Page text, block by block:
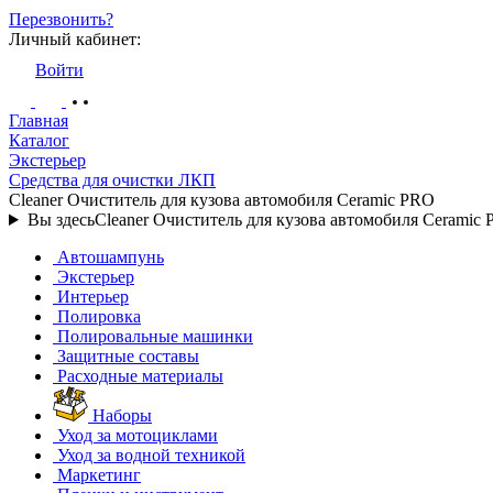
Перезвонить?
Личный кабинет:
Войти
Главная
Каталог
Экстерьер
Средства для очистки ЛКП
Cleaner Очиститель для кузова автомобиля Ceramic PRO
Вы здесьCleaner Очиститель для кузова автомобиля Ceramic
Автошампунь
Экстерьер
Интерьер
Полировка
Полировальные машинки
Защитные составы
Расходные материалы
Наборы
Уход за мотоциклами
Уход за водной техникой
Маркетинг